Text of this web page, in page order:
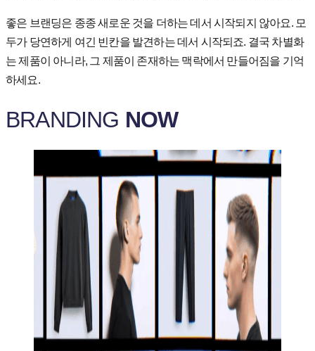
좋은 브랜딩은 종종 새로운 것을 더하는 데서 시작되지 않아요. 모
두가 당연하게 여긴 빈칸을 발견하는 데서 시작되죠. 결국 차별화
는 제품이 아니라, 그 제품이 존재하는 맥락에서 만들어짐을 기억
하세요.
BRANDING NOW